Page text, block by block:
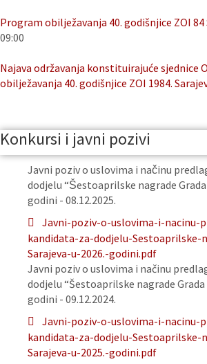
Program obilježavanja 40. godišnjice ZOI 84
09:00
Najava održavanja konstituirajuće sjednice
obilježavanja 40. godišnjice ZOI 1984.
Konkursi i javni pozivi
Javni poziv o uslovima i načinu
dodjelu “Šestoaprilske nagrade Grada
godini - 08.12.2025.
Javni-poziv-o-uslovima-i-nacinu-
kandidata-za-dodjelu-Sestoaprilske-
Sarajeva-u-2026.-godini.pdf
Javni poziv o uslovima i načinu
dodjelu “Šestoaprilske nagrade Grada
godini - 09.12.2024.
Javni-poziv-o-uslovima-i-nacinu-
kandidata-za-dodjelu-Sestoaprilske-
Sarajeva-u-2025.-godini.pdf